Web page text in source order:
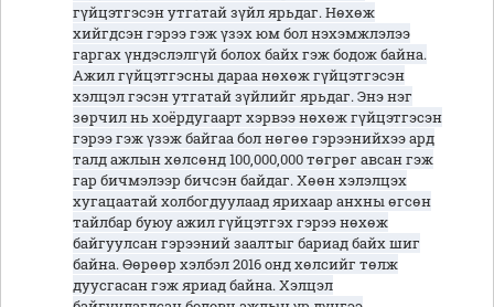
гүйцэтгэсэн утгатай зүйл ярьдаг. Нөхөж
хийгдсэн гэрээ гэж үзэх юм бол нэхэмжлэлээ
гаргах үндэслэлгүй болох байх гэж бодож байна.
Ажил гүйцэтгэсны дараа нөхөж гүйцэтгэсэн
хэлцэл гэсэн утгатай зүйлийг ярьдаг. Энэ нэг
зөрчил нь хоёрдугаарт хэрвээ нөхөж гүйцэтгэсэн
гэрээ гэж үзэж байгаа бол нөгөө гэрээнийхээ ард
талд ажлын хөлсөнд 100,000,000 төгрөг авсан гэж
гар бичмэлээр бичсэн байдаг. Хөөн хэлэлцэх
хугацаатай холбогдуулаад ярихаар анхны өгсөн
тайлбар буюу ажил гүйцэтгэх гэрээ нөхөж
байгуулсан гэрээний заалтыг бариад байх шиг
байна. Өөрөөр хэлбэл 2016 онд хөлсийг төлж
дуусгасан гэж яриад байна. Хэлцэл